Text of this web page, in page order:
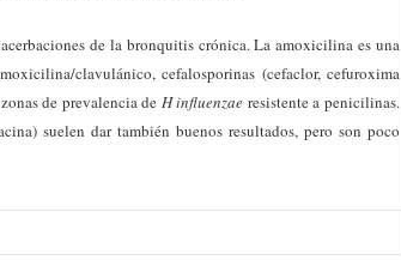
de la bronquitis crónica. La amoxicilina es una
clavulánico, cefalosporinas (cefaclor, cefuroxima
de prevalencia de H influenzae resistente a penicilinas.
suelen dar también buenos resultados, pero son poco